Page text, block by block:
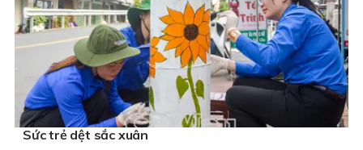
Sức trẻ dệt sắc xuân